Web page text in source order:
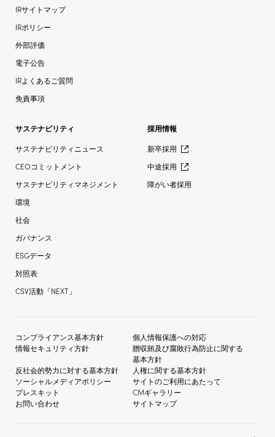
IRサイトマップ
IRポリシー
外部評価
電子公告
IRよくあるご質問
免責事項
サステナビリティ
サステナビリティニュース
CEOコミットメント
サステナビリティマネジメント
環境
社会
ガバナンス
ESGデータ
対照表
CSV活動「NEXT」
採用情報
新卒採用
中途採用
障がい者採用
コンプライアンス基本方針
個人情報保護への対応
情報セキュリティ方針
贈収賄及び腐敗行為防止に関する
基本方針
反社会的勢力に対する基本方針
人権に関する基本方針
ソーシャルメディアポリシー
サイトのご利用にあたって
プレスキット
CMギャラリー
お問い合わせ
サイトマップ